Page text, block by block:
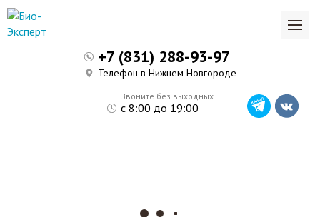
Звоните без выходных
с 8:00 до 19:00
+7 (831) 288-93-97
Телефон в Нижнем Новгороде